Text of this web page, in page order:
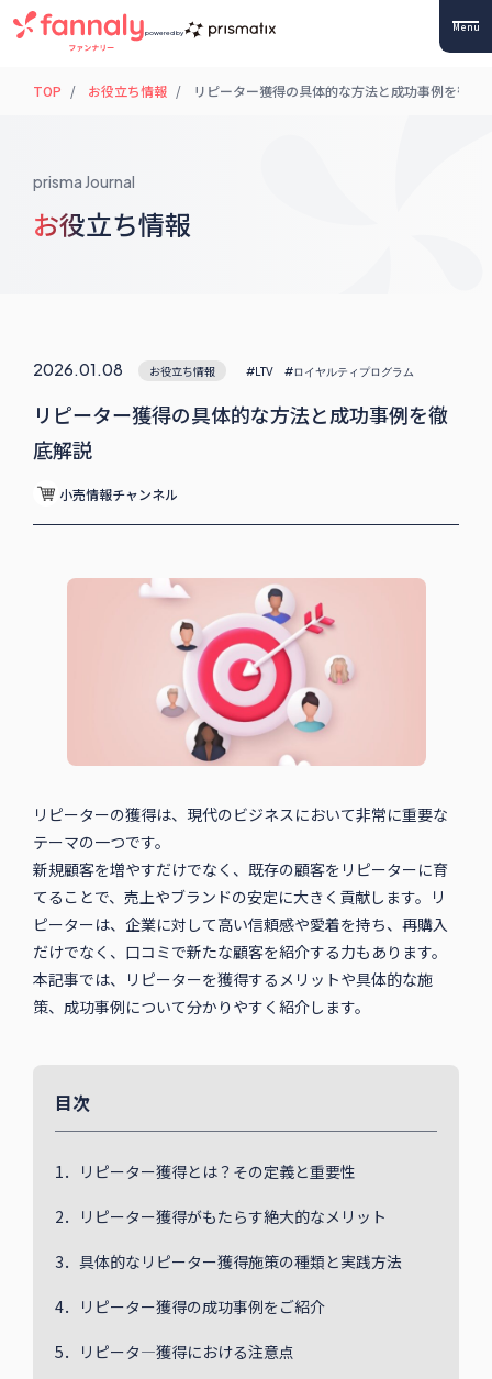
powered by Menu
TOP お役立ち情報 リピーター獲得の具体的な方法と成功事例を徹底
prisma Journal
お役立ち情報
2026.01.08 お役立ち情報 #LTV #ロイヤルティプログラム
リピーター獲得の具体的な方法と成功事例を徹
底解説
小売情報チャンネル
リピーターの獲得は、現代のビジネスにおいて非常に重要な
テーマの一つです。
新規顧客を増やすだけでなく、既存の顧客をリピーターに育
てることで、売上やブランドの安定に大きく貢献します。リ
ピーターは、企業に対して高い信頼感や愛着を持ち、再購入
だけでなく、口コミで新たな顧客を紹介する力もあります。
本記事では、リピーターを獲得するメリットや具体的な施
策、成功事例について分かりやすく紹介します。
目次
1．リピーター獲得とは？その定義と重要性
2．リピーター獲得がもたらす絶大的なメリット
3．具体的なリピーター獲得施策の種類と実践方法
4．リピーター獲得の成功事例をご紹介
5．リピータ―獲得における注意点